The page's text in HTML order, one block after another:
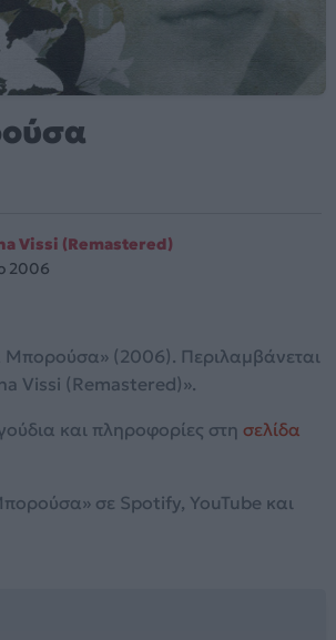
Vissi (Remastered)
2006
Μπορούσα» (2006). Περιλαμβάνεται
Vissi (Remastered)».
και πληροφορίες στη σελίδα
σε Spotify, YouTube και